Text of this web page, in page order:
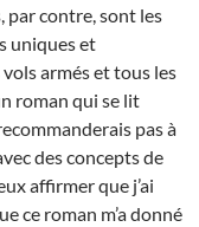
par contre, sont les
uniques et
armés et tous les
roman qui se lit
pas à
des concepts de
affirmer que j’ai
ce roman m’a donné